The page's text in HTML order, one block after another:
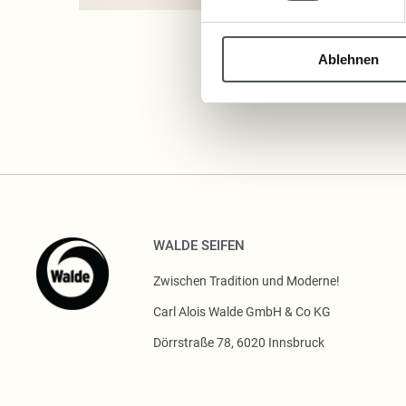
Ablehnen
WALDE SEIFEN
Zwischen Tradition und Moderne!
Carl Alois Walde GmbH & Co KG
Dörrstraße 78, 6020 Innsbruck